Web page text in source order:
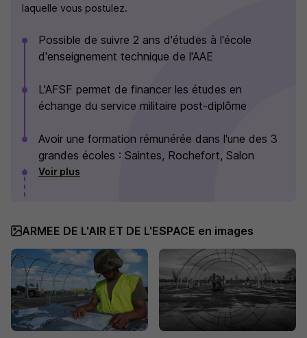
laquelle vous postulez.
Possible de suivre 2 ans d'études à l'école
d'enseignement technique de l'AAE
L'AFSF permet de financer les études en
échange du service militaire post-diplôme
Avoir une formation rémunérée dans l'une des 3
grandes écoles : Saintes, Rochefort, Salon
Voir plus
ARMEE DE L'AIR ET DE L'ESPACE en images